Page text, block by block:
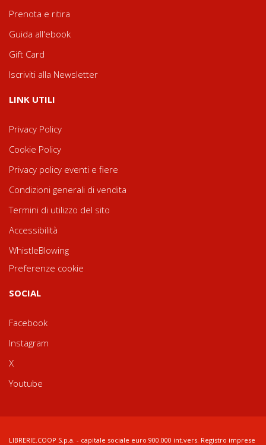
Prenota e ritira
Guida all'ebook
Gift Card
Iscriviti alla Newsletter
LINK UTILI
Privacy Policy
Cookie Policy
Privacy policy eventi e fiere
Condizioni generali di vendita
Termini di utilizzo del sito
Accessibilità
WhistleBlowing
Preferenze cookie
SOCIAL
Facebook
Instagram
X
Youtube
LIBRERIE.COOP S.p.a. - capitale sociale euro 900.000 int.vers. Registro imprese